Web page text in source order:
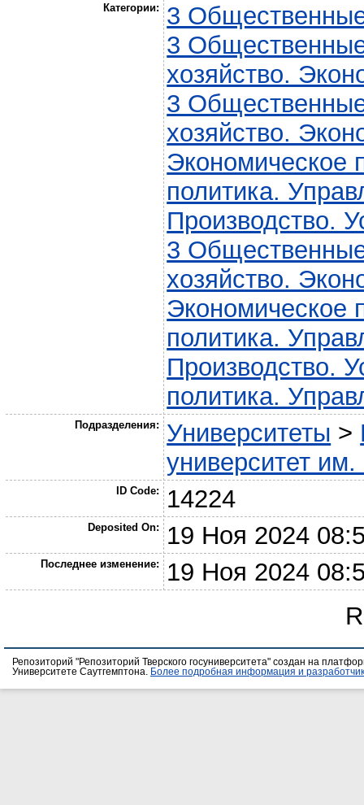
Категории:
3
3
хозяйство.
3
хозяйство.
Экономическое
политика.
Производство.
3
хозяйство.
Экономическое
политика.
Производство.
политика.
Подразделения: Университеты >
университет
ID Code: 14224
Deposited On: 19 Ноя 2024
Последнее изменение:
19 Ноя 2024
Репозиторий "Репозиторий Тверского госуниверситета" создан на
Университете Саутгемптона. Более подробная информация и